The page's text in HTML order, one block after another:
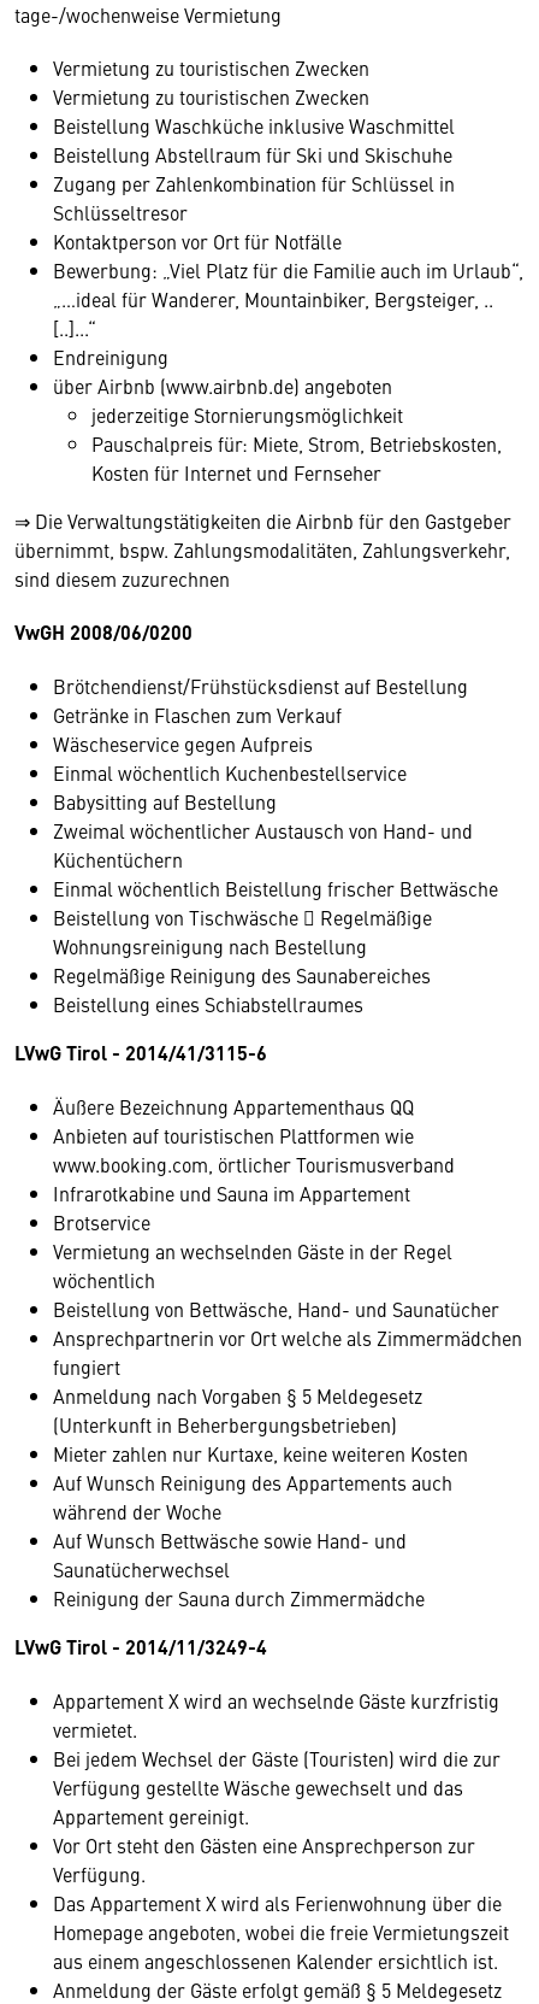
tage-/wochenweise Vermietung
Vermietung zu touristischen Zwecken
Vermietung zu touristischen Zwecken
Beistellung Waschküche inklusive Waschmittel
Beistellung Abstellraum für Ski und Skischuhe
Zugang per Zahlenkombination für Schlüssel in
Schlüsseltresor
Kontaktperson vor Ort für Notfälle
Bewerbung: „Viel Platz für die Familie auch im Urlaub“,
„…ideal für Wanderer, Mountainbiker, Bergsteiger, ..
[..]...“
Endreinigung
über Airbnb (www.airbnb.de) angeboten
jederzeitige Stornierungsmöglichkeit
Pauschalpreis für: Miete, Strom, Betriebskosten,
Kosten für Internet und Fernseher
⇒ Die Verwaltungstätigkeiten die Airbnb für den Gastgeber
übernimmt, bspw. Zahlungsmodalitäten, Zahlungsverkehr,
sind diesem zuzurechnen
VwGH 2008/06/0200
Brötchendienst/Frühstücksdienst auf Bestellung
Getränke in Flaschen zum Verkauf
Wäscheservice gegen Aufpreis
Einmal wöchentlich Kuchenbestellservice
Babysitting auf Bestellung
Zweimal wöchentlicher Austausch von Hand- und
Küchentüchern
Einmal wöchentlich Beistellung frischer Bettwäsche
Beistellung von Tischwäsche  Regelmäßige
Wohnungsreinigung nach Bestellung
Regelmäßige Reinigung des Saunabereiches
Beistellung eines Schiabstellraumes
LVwG Tirol - 2014/41/3115-6
Äußere Bezeichnung Appartementhaus QQ
Anbieten auf touristischen Plattformen wie
www.booking.com, örtlicher Tourismusverband
Infrarotkabine und Sauna im Appartement
Brotservice
Vermietung an wechselnden Gäste in der Regel
wöchentlich
Beistellung von Bettwäsche, Hand- und Saunatücher
Ansprechpartnerin vor Ort welche als Zimmermädchen
fungiert
Anmeldung nach Vorgaben § 5 Meldegesetz
(Unterkunft in Beherbergungsbetrieben)
Mieter zahlen nur Kurtaxe, keine weiteren Kosten
Auf Wunsch Reinigung des Appartements auch
während der Woche
Auf Wunsch Bettwäsche sowie Hand- und
Saunatücherwechsel
Reinigung der Sauna durch Zimmermädche
LVwG Tirol - 2014/11/3249-4
Appartement X wird an wechselnde Gäste kurzfristig
vermietet.
Bei jedem Wechsel der Gäste (Touristen) wird die zur
Verfügung gestellte Wäsche gewechselt und das
Appartement gereinigt.
Vor Ort steht den Gästen eine Ansprechperson zur
Verfügung.
Das Appartement X wird als Ferienwohnung über die
Homepage angeboten, wobei die freie Vermietungszeit
aus einem angeschlossenen Kalender ersichtlich ist.
Anmeldung der Gäste erfolgt gemäß § 5 Meldegesetz